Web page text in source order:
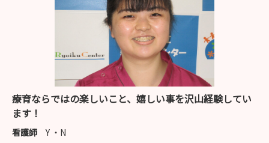
日程調整を行いますので、お気軽にお問い合わせくださ
〇WEB面接も行います。
〇選考日に見学も可能です。
療育ならではの楽しいこと、嬉しい事を沢山経験してい
ます！
看護師 Y ・N